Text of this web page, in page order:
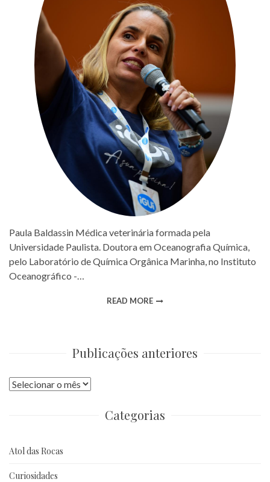
Paula Baldassin Médica veterinária formada pela
Universidade Paulista. Doutora em Oceanografia Química,
pelo Laboratório de Química Orgânica Marinha, no Instituto
Oceanográfico -…
READ MORE
Publicações anteriores
Publicações
Categorias
Atol das Rocas
Curiosidades